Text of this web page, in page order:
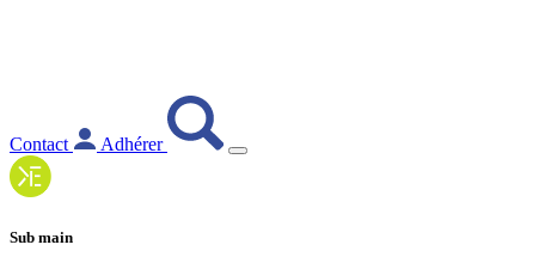
Contact Adhérer
Sub main